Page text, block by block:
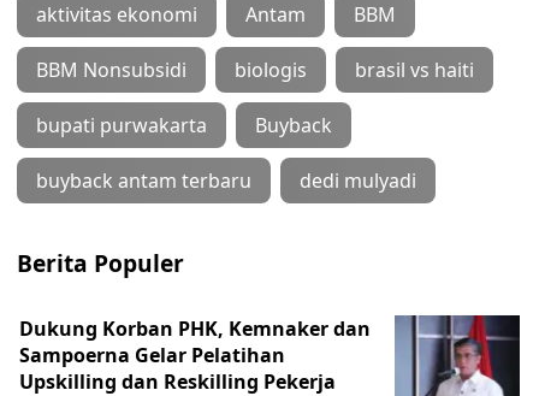
aktivitas ekonomi Antam BBM
BBM Nonsubsidi biologis brasil vs haiti
bupati purwakarta Buyback
buyback antam terbaru dedi mulyadi
Berita Populer
Dukung Korban PHK, Kemnaker dan
Sampoerna Gelar Pelatihan
Upskilling dan Reskilling Pekerja